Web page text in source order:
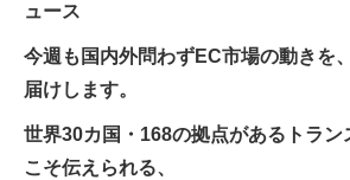
ュース
今週も国内外問わずEC市場の動きを
届けします。
世界30カ国・168の拠点があるトラン
こそ伝えられる、